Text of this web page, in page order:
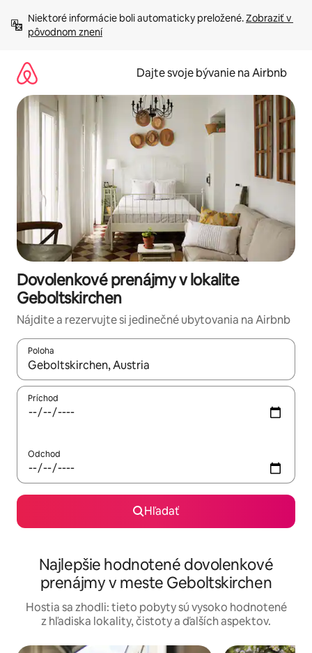
obsah.
Niektoré informácie boli automaticky preložené. Zobraziť v
pôvodnom znení
Dajte svoje bývanie na Airbnb
Dovolenkové prenájmy v lokalite
Geboltskirchen
Nájdite a rezervujte si jedinečné ubytovania na Airbnb
Poloha
Keď budú výsledky k dispozícii, môžete si ich prechádzať
Príchod
Odchod
Hľadať
Najlepšie hodnotené dovolenkové
prenájmy v meste Geboltskirchen
Hostia sa zhodli: tieto pobyty sú vysoko hodnotené
z hľadiska lokality, čistoty a ďalších aspektov.